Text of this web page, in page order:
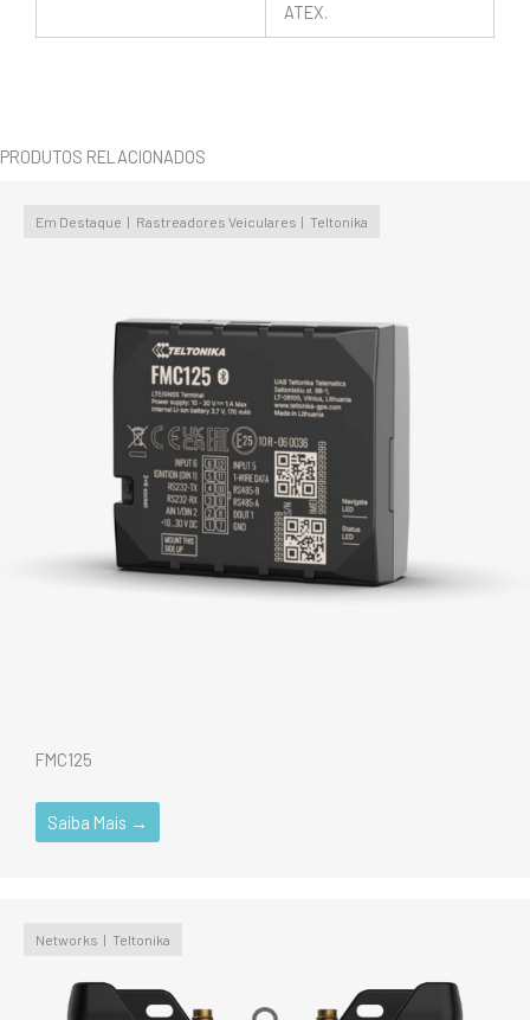
ATEX.
PRODUTOS RELACIONADOS
Em Destaque Rastreadores Veiculares Teltonika
FMC125
Saiba Mais →
Networks Teltonika